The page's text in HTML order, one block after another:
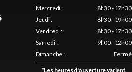
Mercredi:
8h30 - 17h30
Jeudi:
8h30 - 19h00
Vendredi:
8h30 - 17h30
Samedi:
9h00 - 12h00
Dimanche: Fermé
*Les heures d'ouverture varient